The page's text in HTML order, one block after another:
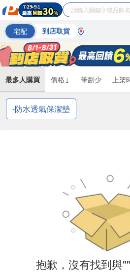
宅配 到店取貨
最多人購買 價格↓ 筆劃少 上架
-防水透氣保潔墊
抱歉，沒有找到與